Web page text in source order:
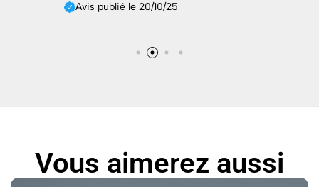
Avis publié le 20/10/25
Vous aimerez aussi